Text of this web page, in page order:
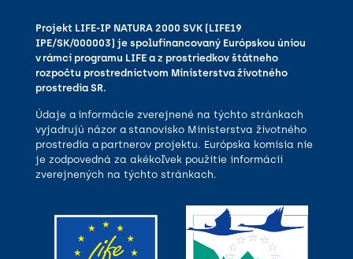
Projekt LIFE-IP NATURA 2000 SVK (LIFE19
IPE/SK/000003) je spolufinancovaný Európskou úniou
v rámci programu LIFE a z prostriedkov štátneho
rozpočtu prostredníctvom Ministerstva životného
prostredia SR.
Údaje a informácie zverejnené na týchto stránkach
vyjadrujú názor a stanovisko Ministerstva životného
prostredia a partnerov projektu. Európska komisia nie
je zodpovedná za akékoľvek použitie informácií
zverejnených na týchto stránkach.